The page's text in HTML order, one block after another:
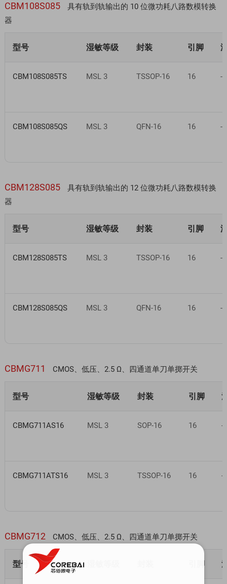
CBM108S085
具有轨到轨输出的 10 位微功耗八路数模转换
器
型号 湿敏等级 封装 引脚
CBM108S085TS MSL 3 TSSOP-16 16 -
CBM108S085QS MSL 3 QFN-16 16 -
CBM128S085
具有轨到轨输出的 12 位微功耗八路数模转换
器
型号 湿敏等级 封装 引脚
CBM128S085TS MSL 3 TSSOP-16 16 -
CBM128S085QS MSL 3 QFN-16 16 -
CBMG711 CMOS、低压、2.5 Ω、四通道单刀单掷开关
型号 湿敏等级 封装 引脚
CBMG711AS16 MSL 3 SOP-16 16 -
CBMG711ATS16 MSL 3 TSSOP-16 16 -
CBMG712 CMOS、低压、2.5 Ω、四通道单刀单掷开关
型号 引脚